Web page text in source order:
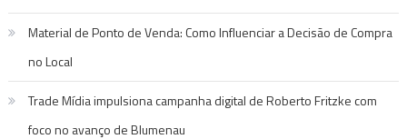
Material de Ponto de Venda: Como Influenciar a Decisão de Compra
no Local
Trade Mídia impulsiona campanha digital de Roberto Fritzke com
foco no avanço de Blumenau